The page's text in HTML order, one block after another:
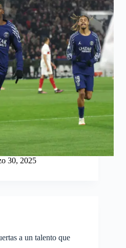
30, 2025
a un talento que